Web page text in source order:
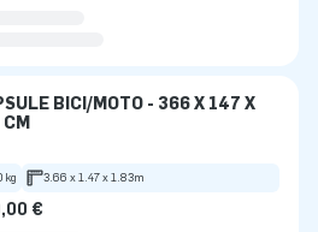
BICI/MOTO - 366 X 147 X
kg 3.66 x 1.47 x 1.83m
€